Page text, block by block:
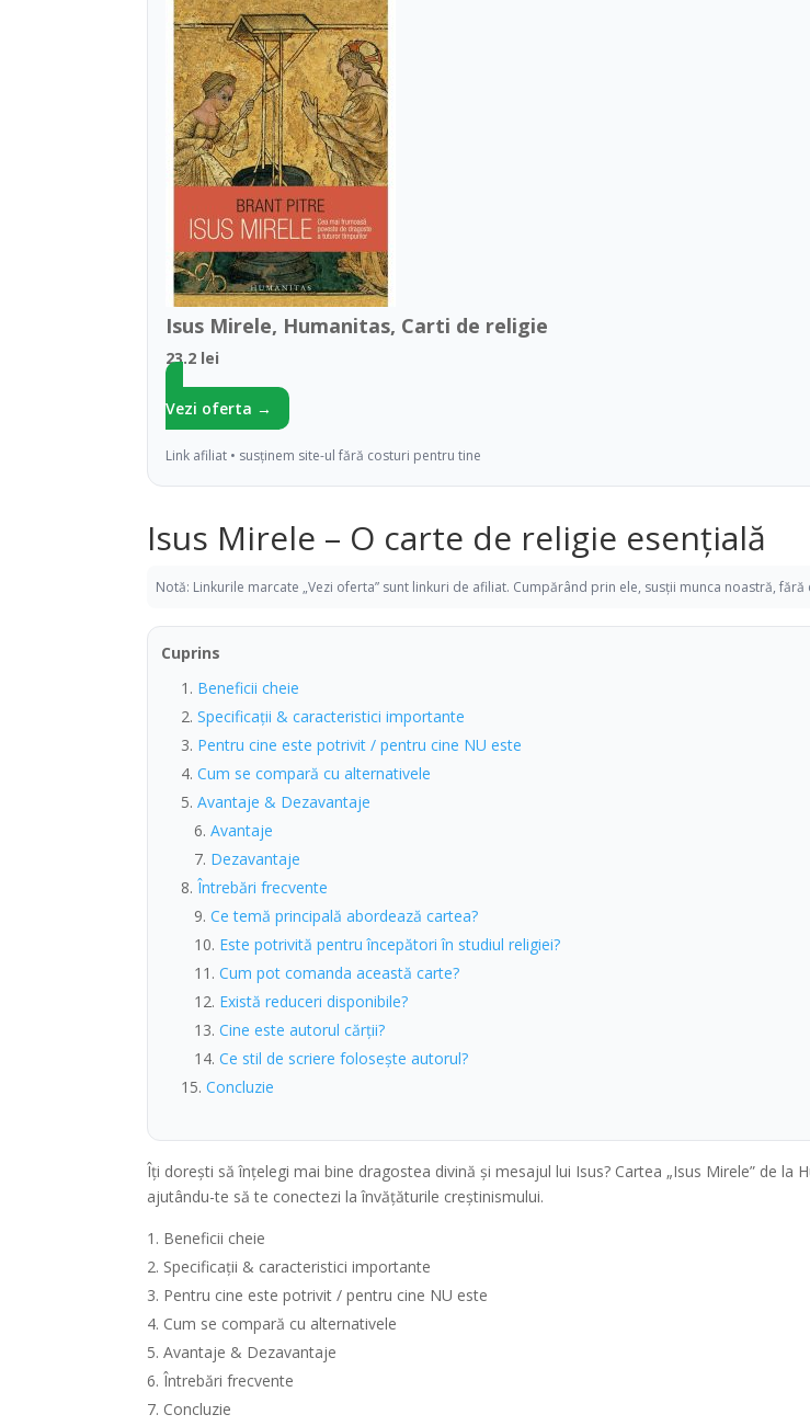
Isus Mirele, Humanitas, Carti de religie
23.2 lei
Vezi oferta →
Link afiliat • susținem site-ul fără costuri pentru tine
Isus Mirele – O carte de religie esențială
Notă: Linkurile marcate „Vezi oferta” sunt linkuri de afiliat. Cumpărând prin ele, susții munca noastră,
Cuprins
Beneficii cheie
Specificații & caracteristici importante
Pentru cine este potrivit / pentru cine NU este
Cum se compară cu alternativele
Avantaje & Dezavantaje
Avantaje
Dezavantaje
Întrebări frecvente
Ce temă principală abordează cartea?
Este potrivită pentru începători în studiul religiei?
Cum pot comanda această carte?
Există reduceri disponibile?
Cine este autorul cărții?
Ce stil de scriere folosește autorul?
Concluzie
Îți dorești să înțelegi mai bine dragostea divină și mesajul lui Isus? Cartea „Isus Mirele” de
ajutându-te să te conectezi la învățăturile creștinismului.
Beneficii cheie
Specificații & caracteristici importante
Pentru cine este potrivit / pentru cine NU este
Cum se compară cu alternativele
Avantaje & Dezavantaje
Întrebări frecvente
Concluzie